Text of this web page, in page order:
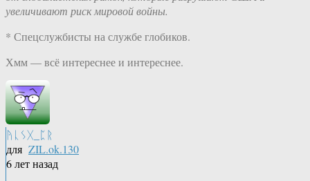
увеличивают риск мировой войны.
* Спецслужбисты на службе глобиков.
Хмм — всё интереснее и интереснее.
ᚤᚳᛊᚷ_ᛈᚱ
для ZIL.ok.130
6 лет назад